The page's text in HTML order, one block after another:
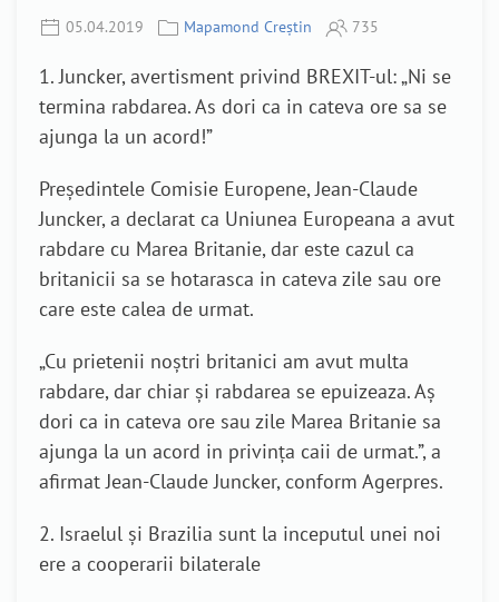
05.04.2019 Mapamond Creștin 735
1. Juncker, avertisment privind BREXIT-ul: „Ni se
termina rabdarea. As dori ca in cateva ore sa se
ajunga la un acord!”
Preşedintele Comisie Europene, Jean-Claude
Juncker, a declarat ca Uniunea Europeana a avut
rabdare cu Marea Britanie, dar este cazul ca
britanicii sa se hotarasca in cateva zile sau ore
care este calea de urmat.
„Cu prietenii noştri britanici am avut multa
rabdare, dar chiar şi rabdarea se epuizeaza. Aş
dori ca in cateva ore sau zile Marea Britanie sa
ajunga la un acord in privinţa caii de urmat.”, a
afirmat Jean-Claude Juncker, conform Agerpres.
2. Israelul şi Brazilia sunt la inceputul unei noi
ere a cooperarii bilaterale